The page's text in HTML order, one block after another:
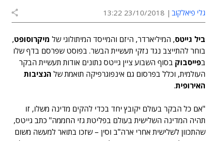
גלי פיאלקוב 23/10/2018 13:22
ביל גייטס, המיליארדר, היזם והמייסד המיתולוגי של מיקרוסופט,
בוחר להתייצב נגד נזקי תעשיית הבשר. בפוסט שפרסם בדף שלו
בפייסבוק בסוף השבוע ציין גייטס נתונים אודות תעשיית הבקר
העולמית, וכלל בפרסום גם אינפוגרפיקה תואמת של הנציבות
האירופית.
"אם כל הבקר בעולם יקובץ יחד בכדי להקים מדינה משלו, זו
תהיה המדינה השלישית בעולם בפליטת גזי החממה" כתב גייטס,
שהתכוון לשלישית אחרי ארה"ב וסין – שזכו בתואר למעשה משום